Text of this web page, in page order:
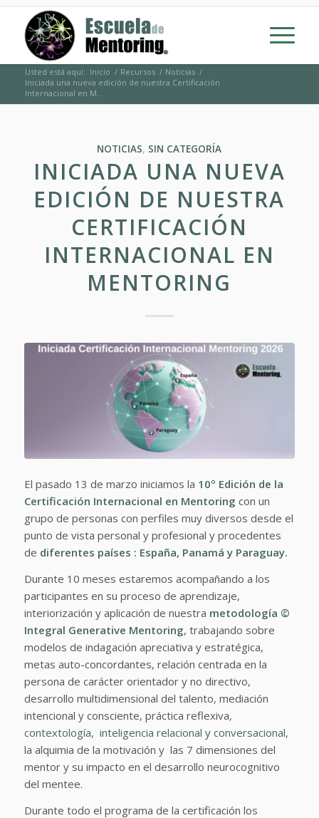
Usted está aquí: Inicio / Recursos / Noticias /
Iniciada una nueva edición de nuestra Certificación
Internacional en M...
NOTICIAS, SIN CATEGORÍA
INICIADA UNA NUEVA
EDICIÓN DE NUESTRA
CERTIFICACIÓN
INTERNACIONAL EN
MENTORING
El pasado 13 de marzo iniciamos la 10º Edición de la
Certificación Internacional en Mentoring con un
grupo de personas con perfiles muy diversos desde el
punto de vista personal y profesional y procedentes
de diferentes países : España, Panamá y Paraguay.
Durante 10 meses estaremos acompañando a los
participantes en su proceso de aprendizaje,
interiorización y aplicación de nuestra metodología ©
Integral Generative Mentoring, trabajando sobre
modelos de indagación apreciativa y estratégica,
metas auto-concordantes, relación centrada en la
persona de carácter orientador y no directivo,
desarrollo multidimensional del talento, mediación
intencional y consciente, práctica reflexiva,
contextología, inteligencia relacional y conversacional,
la alquimia de la motivación y las 7 dimensiones del
mentor y su impacto en el desarrollo neurocognitivo
del mentee.
Durante todo el programa de la certificación los